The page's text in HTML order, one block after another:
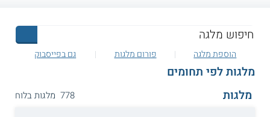
הוספת מלגה פורום מלגות גם בפייסבוק
מלגות לפי תחומים
מלגות
778 מלגות בלוח